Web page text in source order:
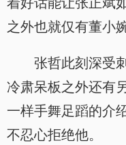
之外也就仅有董小
张哲此刻深受
冷肃呆板之外还有
一样手舞足蹈的介
不忍心拒绝他。